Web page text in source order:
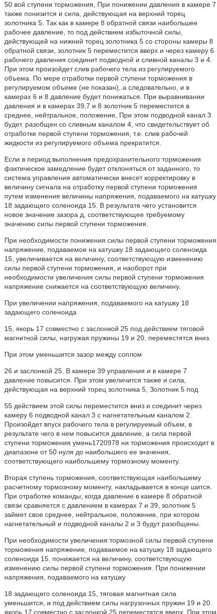
50 вой ступени торможения, При понижении давления в камере 7
также понизится и сила, действующая на верхний торец
золотника 5. Так как в камере 8 обратной связи наибольшее
рабочее давление, то под действием избыточной силы,
действующей на нижний торец золотника 5 со стороны камеры 8
обратной связи, золотник 5 переместится вверх и через камеру 6
рабочего давления соединит подводной и сливной каналы 3 и 4.
При этом произойдет слив рабочего тела из регулируемого
объема. По мере отработки первой ступени торможения в
регулируемом объеме (не показан),.а следовательно, и в
камерах 6 и 8 давление будет понижаться. При выравнивании
давления и в камерах 39,7 и 8 золотник 5 переместится в
среднее, нейтральное, положение, При этом подводной канал 3
будет. разобщен со сливным каналом 4, что свидетельствует об
отработке первой ступени торможения, т.е. слив рабочей
жидкости из регулируемого объема прекратится.
Если в период выполнения предохранительного торможения
фактическое замедление будет отклоняться от заданного, то
система управления автоматически внесет корректировку в
величину сигнала на отработку первой ступени торможения
путем изменения величины напряжения, подаваемого на катушку
18 задающего соленоида 15. В результате чего установится
новое значение зазора д, соответствующее требуемому
значению силы первой ступени торможения.
При необходимости понижения силы первой ступени торможения
напряжение, подаваемое на катушку 18 задающего соленоида
15, увеличивается на величину, соответствующую изменению
силы первой ступени торможения, и наоборот при
необходимости увеличения силы первой ступени торможения
напряжение снижается на соответствующую величину.
При увеличении напряжения, подаваемого на катушку 18
задающего соленоида
15, якорь 17 совместно с заслонкой 25 под действием тяговой
магнитной силы, нагружая пружины 19 и 20, переместятся вниз.
При этом уменьшится зазор между соплом
26 и заслонкой 25. В камере 39 управления и в камере 7
давление повысится. При этом увеличится также и сила,
действующая на верхний торец золотника 5, Золотник 5 под
55 действием этой силы переместится вниз и соединит через
камеру 6 подводной канал 3 с нагнетательным каналом 2.
Произойдет впуск рабочего тела в регулируемый объем, в
результате чего в нем повысится давление, а сила первой
ступени торможения умень1720978 ни торможения происходит в
диапазоне от 50 нуля до наибольшего ее значения,
соответствующего наибольшему тормозному моменту.
Вторая ступень торможения, соответствующая наибольшему
расчетному тормозному моменту, накладывается в конце шится.
При отработке команды, когда давление в камере 8 обратной
связи сравняется с давлением в камерах 7 и 39, золотник 5
займет свое среднее, нейтральное, положение, при котором
нагнетательный и подводной каналы 2 и 3 будут разобщены.
При необходимости увеличения тормозной силы первой ступени
торможения напряжение, подаваемое на катушку 18 задающего
соленоида 15, понижается на величину, соответствующую
изменению силы первой ступени торможения. При понижении
напряжения, подаваемого на катушку
18 задающего соленоида 15, тяговая магнитная сила
уменьшится, и под действием силы нагрузочных пружин 19 и 20
якорь 17 совместно с заслонкой 25 переместятся вверх. При этом